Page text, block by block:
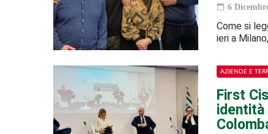
6
Come si
ieri a
AZIENDE E
First
identità